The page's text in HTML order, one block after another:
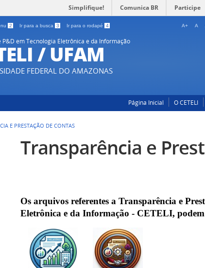
Simplifique! Comunica BR Participe
2 Ir para a busca 3 Ir para o rodapé 4 A+ A
P&D em Tecnologia Eletrônica e da Informação
/ UFAM
FEDERAL DO AMAZONAS
Página Inicial O CETELI
E PRESTAÇÃO DE CONTAS
Transparência e
Os arquivos referentes a Transparência e
Eletrônica e da Informação - CETELI,